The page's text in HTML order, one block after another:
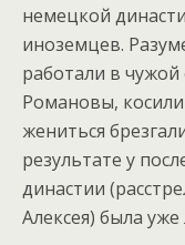
немецкой
иноземцев.
работали в
Романовы, косили
жениться
результате у
династии
Алексея) была